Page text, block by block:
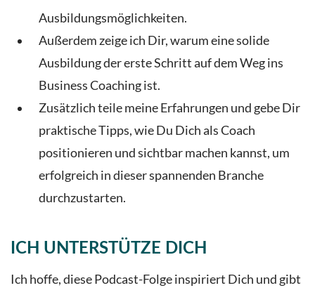
Ausbildungsmöglichkeiten.
Außerdem zeige ich Dir, warum eine solide
Ausbildung der erste Schritt auf dem Wegins
Business Coachingist.
Zusätzlich teile meine Erfahrungen und gebe Dir
praktische Tipps, wie Du Dich als Coach
positionieren und sichtbar machen kannst, um
erfolgreich in dieser spannenden Branche
durchzustarten.
ICH UNTERSTÜTZE DICH
Ich hoffe, diese Podcast-Folgeinspiriert Dich und gibt